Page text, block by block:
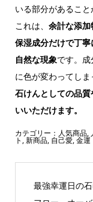
いる部分があること
これは、 余計な添
保湿成分だけで丁
自然な現象です。
に色が変わってしま
石けんとしての品
いいただけます。
カテゴリー： 人気商品,
ト ,新商品, 自己愛,金運
最強幸運日の